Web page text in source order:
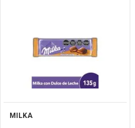
Ver
Producto
MILKA